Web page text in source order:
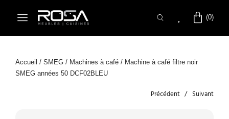
Accueil / SMEG / Machines à café / Machine à café filtre noir
SMEG années 50 DCF02BLEU
Précédent Suivant